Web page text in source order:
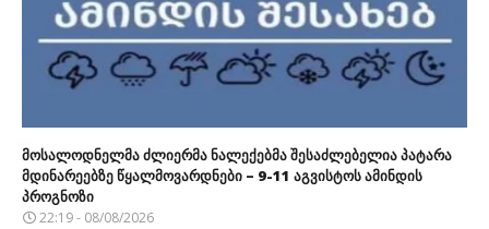
მოსალოდნელმა ძლიერმა ნალექებმა შესაძლებელია პატარა
მდინარეებზე წყალმოვარდნები – 9-11 აგვისტოს ამინდის
პროგნოზი
22:19 - 08/08/2026